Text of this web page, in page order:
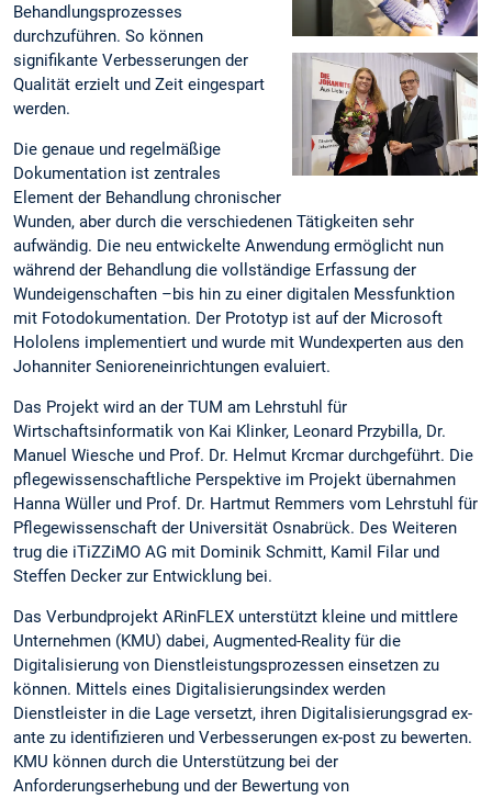
Behandlungsprozesses
durchzuführen. So können
signifikante Verbesserungen der
Qualität erzielt und Zeit eingespart
werden.
Die genaue und regelmäßige
Dokumentation ist zentrales
Element der Behandlung chronischer
Wunden, aber durch die verschiedenen Tätigkeiten sehr
aufwändig. Die neu entwickelte Anwendung ermöglicht nun
während der Behandlung die vollständige Erfassung der
Wundeigenschaften –bis hin zu einer digitalen Messfunktion
mit Fotodokumentation. Der Prototyp ist auf der Microsoft
Hololens implementiert und wurde mit Wundexperten aus den
Johanniter Senioreneinrichtungen evaluiert.
Das Projekt wird an der TUM am Lehrstuhl für
Wirtschaftsinformatik von Kai Klinker, Leonard Przybilla, Dr.
Manuel Wiesche und Prof. Dr. Helmut Krcmar durchgeführt. Die
pflegewissenschaftliche Perspektive im Projekt übernahmen
Hanna Wüller und Prof. Dr. Hartmut Remmers vom Lehrstuhl für
Pflegewissenschaft der Universität Osnabrück. Des Weiteren
trug die iTiZZiMO AG mit Dominik Schmitt, Kamil Filar und
Steffen Decker zur Entwicklung bei.
Das Verbundprojekt ARinFLEX unterstützt kleine und mittlere
Unternehmen (KMU) dabei, Augmented-Reality für die
Digitalisierung von Dienstleistungsprozessen einsetzen zu
können. Mittels eines Digitalisierungsindex werden
Dienstleister in die Lage versetzt, ihren Digitalisierungsgrad ex-
ante zu identifizieren und Verbesserungen ex-post zu bewerten.
KMU können durch die Unterstützung bei der
Anforderungserhebung und der Bewertung von